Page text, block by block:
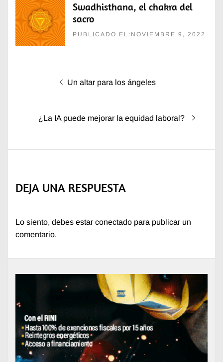
Swadhisthana, el chakra del
sacro
PUBLICADO EL:NOVIEMBRE 9, 2022
NavegaciónEntrada
Un altar para los ángeles
Entrada
¿La IA puede mejorar la equidad laboral?
DEJA UNA RESPUESTA
Lo siento, debes estar conectado para publicar un
comentario.